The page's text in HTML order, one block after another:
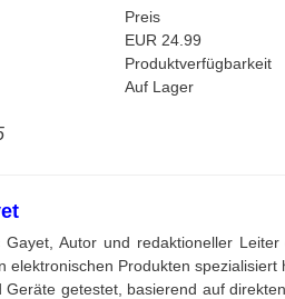
Preis
EUR 24.99
Produktverfügbarkeit
Auf Lager
Autor und redaktioneller
elektronischen Produkten spezialisiert
getestet, basierend auf